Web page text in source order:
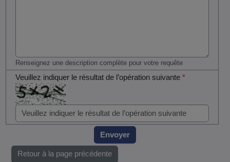
Renseignez une description complète pour votre requête
Veuillez indiquer le résultat de l’opération suivante*
Envoyer
Retour à la page précédente